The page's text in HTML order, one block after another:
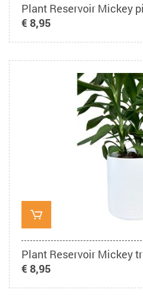
Plant Reservoir Mickey
€ 8,95
Plant Reservoir Mickey
€ 8,95